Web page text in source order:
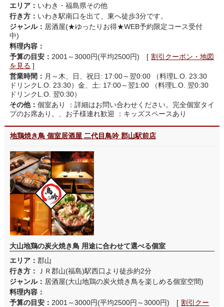
エリア： いわき・福島県その他
行き方： いわき駅南口を出て、東へ徒歩3分です。
ジャンル： 居酒屋(★ゆったりお得★WEB予約限定コース受付
中)
料理内容：
予算の目安： 2001～3000円(平均2500円) [ 割引クーポン・地図
を見る ]
営業時間： 月～木、日、祝日: 17:00～翌0:00 （料理L.O. 23:30
ドリンクL.O. 23:30）金、土: 17:00～翌1:00 （料理L.O. 翌0:30
ドリンクL.O. 翌0:30）
その他： 個室あり ：詳細はお問い合わせください。完全個室タイ
プのお席あり。、お子様連れ歓迎 ：キッズスペースあり
地鶏焼き鳥 個室居酒屋 二代目鳥吟 郡山駅前店
大山地鶏の炭火焼き鳥 用途に合わせて選べる個室
エリア： 郡山
行き方：
ＪＲ郡山(福島)駅西口より徒歩約2分
ジャンル： 居酒屋(大山地鶏の炭火焼き鳥を楽しめる個室空間)
料理内容：
予算の目安： 2001～3000円(平均2500円～3000円) [ 割引クー